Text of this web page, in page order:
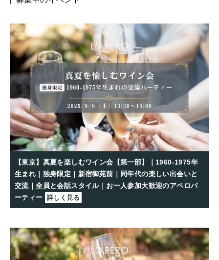
【東京】真夏を楽しむワイン会【第一部】｜1960-1975年
生まれ｜独身限定｜新宿御苑前｜同年代の楽しい出会いと
交流｜全員と会話スタイル｜お一人参加大歓迎のアペロパ
ーティー 詳しく見る